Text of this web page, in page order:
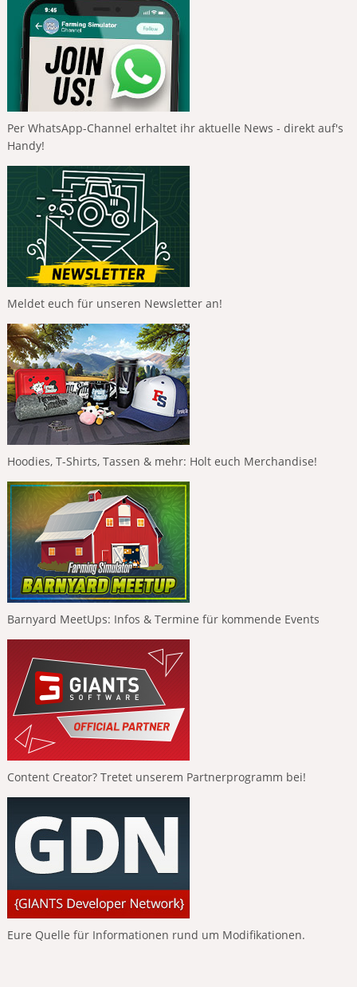
Per WhatsApp-Channel erhaltet ihr aktuelle News - direkt auf's
Handy!
Meldet euch für unseren Newsletter an!
Hoodies, T-Shirts, Tassen & mehr: Holt euch Merchandise!
Barnyard MeetUps: Infos & Termine für kommende Events
Content Creator? Tretet unserem Partnerprogramm bei!
Eure Quelle für Informationen rund um Modifikationen.